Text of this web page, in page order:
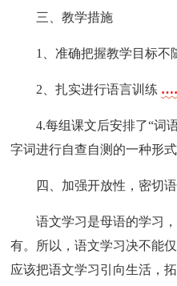
三、教学措施
1、准确把握教学目标不
2、扎实进行语言训练
4.每组课文后安排了“词
字词进行自查自测的一种形式
四、加强开放性，密切
语文学习是母语的学习
有。所以，语文学习决不能
应该把语文学习引向生活，